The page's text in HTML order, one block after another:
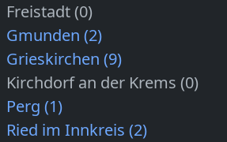
Freistadt (0)
Gmunden (2)
Grieskirchen (9)
Kirchdorf an der Krems (0)
Perg (1)
Ried im Innkreis (2)